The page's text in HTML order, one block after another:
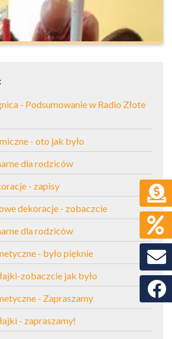
- Podsumowanie w Radio Złote
- oto jak było
dla rodziców
- zapisy
dekoracje - zobaczcie
dla rodziców
- było pięknie
zobaczcie jak było
- Zapraszamy
- zapraszamy!